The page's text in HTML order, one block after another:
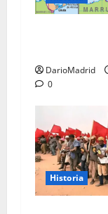
DarioMadrid
0
Historia